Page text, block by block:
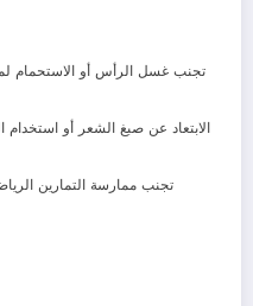
الابتعاد عن صبغ الشعر أو استخدام
تجنب ممارسة التمارين